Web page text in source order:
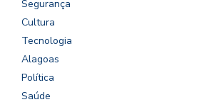
Segurança
Cultura
Tecnologia
Alagoas
Política
Saúde